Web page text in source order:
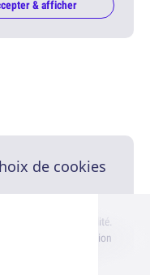
& afficher
de cookies
de confidentialité.
"Paramètres de Gestion